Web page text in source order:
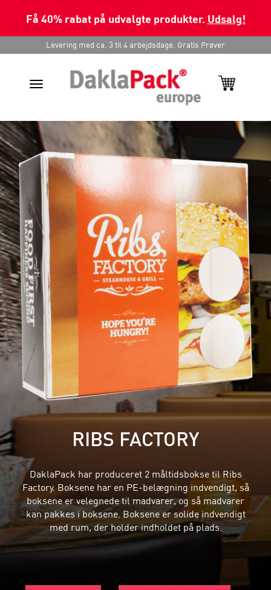
Få 40% rabat på udvalgte produkter. Udsalg!
Levering med ca. 3 til 4 arbejdsdage. Gratis Prøver
Toggle
RIBS FACTORY
DaklaPack har produceret 2 måltidsbokse til Ribs
Factory. Boksene har en PE-belægning indvendigt, så
boksene er velegnede til madvarer, og så madvarer
kan pakkes i boksene. Boksene er solide indvendigt
med rum, der holder indholdet på plads.